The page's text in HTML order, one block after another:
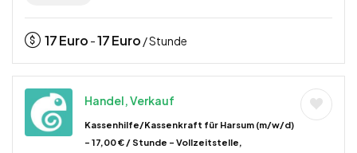
17Euro -17Euro / Stunde
Handel, Verkauf
Kassenhilfe/Kassenkraft für Harsum (m/w/d)
– 17,00 € / Stunde – Vollzeitstelle,